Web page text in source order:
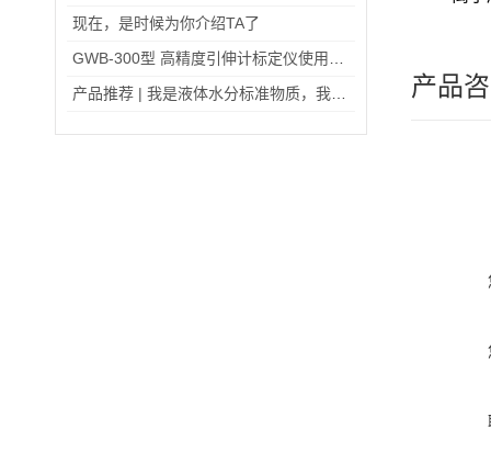
现在，是时候为你介绍TA了
产品